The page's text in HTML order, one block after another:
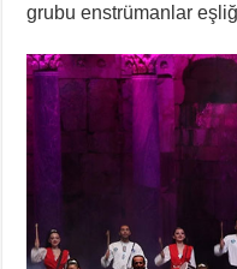
grubu enstrümanlar